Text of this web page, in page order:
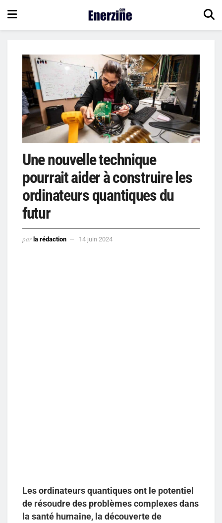
Une nouvelle technique
pourrait aider à construire les
ordinateurs quantiques du
futur
par la rédaction 14 juin 2024
Les ordinateurs quantiques ont le potentiel
de résoudre des problèmes complexes dans
la santé humaine, la découverte de